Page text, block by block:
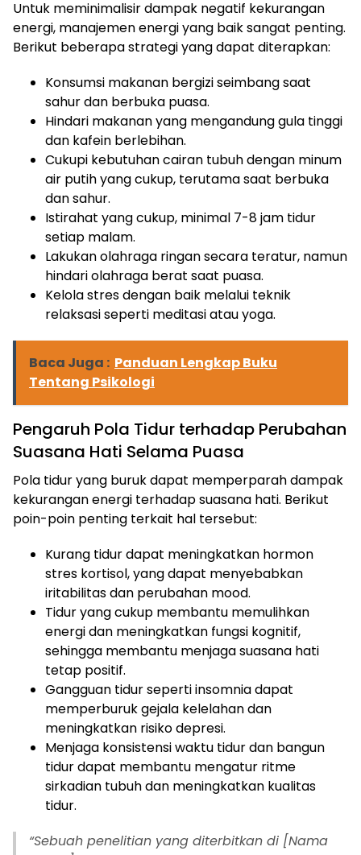
Untuk meminimalisir dampak negatif kekurangan
energi, manajemen energi yang baik sangat penting.
Berikut beberapa strategi yang dapat diterapkan:
Konsumsi makanan bergizi seimbang saat
sahur dan berbuka puasa.
Hindari makanan yang mengandung gula tinggi
dan kafein berlebihan.
Cukupi kebutuhan cairan tubuh dengan minum
air putih yang cukup, terutama saat berbuka
dan sahur.
Istirahat yang cukup, minimal 7-8 jam tidur
setiap malam.
Lakukan olahraga ringan secara teratur, namun
hindari olahraga berat saat puasa.
Kelola stres dengan baik melalui teknik
relaksasi seperti meditasi atau yoga.
Baca Juga : Panduan Lengkap Buku
Tentang Psikologi
Pengaruh Pola Tidur terhadap Perubahan
Suasana Hati Selama Puasa
Pola tidur yang buruk dapat memperparah dampak
kekurangan energi terhadap suasana hati. Berikut
poin-poin penting terkait hal tersebut:
Kurang tidur dapat meningkatkan hormon
stres kortisol, yang dapat menyebabkan
iritabilitas dan perubahan mood.
Tidur yang cukup membantu memulihkan
energi dan meningkatkan fungsi kognitif,
sehingga membantu menjaga suasana hati
tetap positif.
Gangguan tidur seperti insomnia dapat
memperburuk gejala kelelahan dan
meningkatkan risiko depresi.
Menjaga konsistensi waktu tidur dan bangun
tidur dapat membantu mengatur ritme
sirkadian tubuh dan meningkatkan kualitas
tidur.
“Sebuah penelitian yang diterbitkan di [Nama